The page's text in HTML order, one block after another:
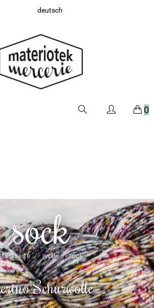
deutsch
0
sock
wolle sock
Schurwolle